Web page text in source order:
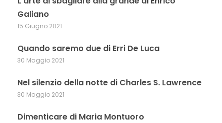
Galiano
15 Giugno 2021
Quando saremo due di Erri De Luca
30 Maggio 2021
Nel silenzio della notte di Charles S. Lawrence
30 Maggio 2021
Dimenticare di Maria Montuoro